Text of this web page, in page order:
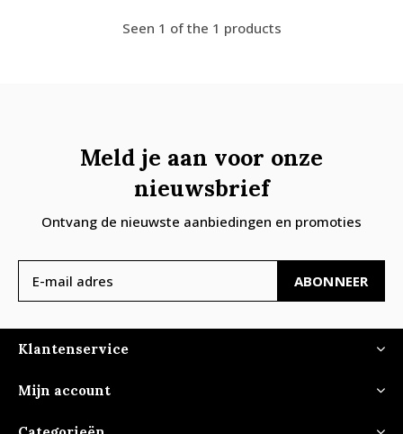
Seen 1 of the 1 products
Meld je aan voor onze
nieuwsbrief
Ontvang de nieuwste aanbiedingen en promoties
ABONNEER
Klantenservice
Mijn account